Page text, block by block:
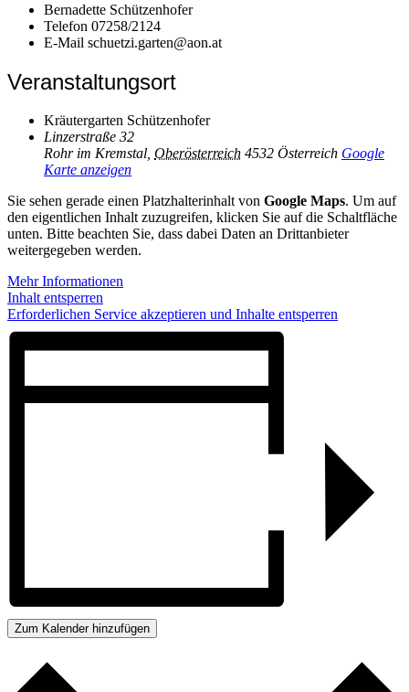
Bernadette Schützenhofer
Telefon 07258/2124
E-Mail schuetzi.garten@aon.at
Veranstaltungsort
Kräutergarten Schützenhofer
Linzerstraße 32
Rohr im Kremstal, Oberösterreich 4532 Österreich Google
Karte anzeigen
Sie sehen gerade einen Platzhalterinhalt von Google Maps. Um auf
den eigentlichen Inhalt zuzugreifen, klicken Sie auf die Schaltfläche
unten. Bitte beachten Sie, dass dabei Daten an Drittanbieter
weitergegeben werden.
Mehr Informationen
Inhalt entsperren
Erforderlichen Service akzeptieren und Inhalte entsperren
Zum Kalender hinzufügen